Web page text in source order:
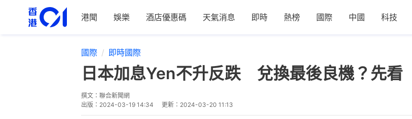
港聞 娛樂 酒店優惠碼 天氣消息 即時 熱榜 國際 中國 科技
國際 即時國際
日本加息Yen不升反跌 兌換最後良機？先看
撰文： 聯合新聞網
出版： 2024-03-19 14:34 更新： 2024-03-20 11:13